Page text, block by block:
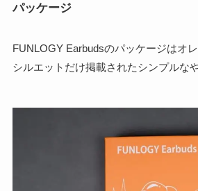
パッケージ
FUNLOGY Earbudsのパッケージはオ
シルエットだけ掲載されたシンプルなや